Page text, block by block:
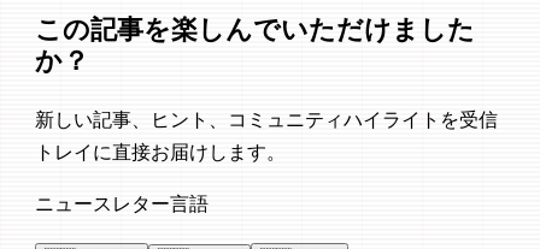
この記事を楽しんでいただけました
か？
新しい記事、ヒント、コミュニティハイライトを受信
トレイに直接お届けします。
ニュースレター言語